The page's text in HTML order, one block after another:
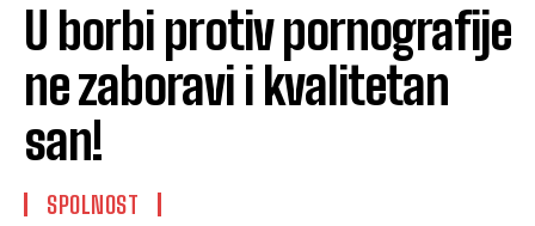
U borbi protiv pornografije
ne zaboravi i kvalitetan
san!
SPOLNOST